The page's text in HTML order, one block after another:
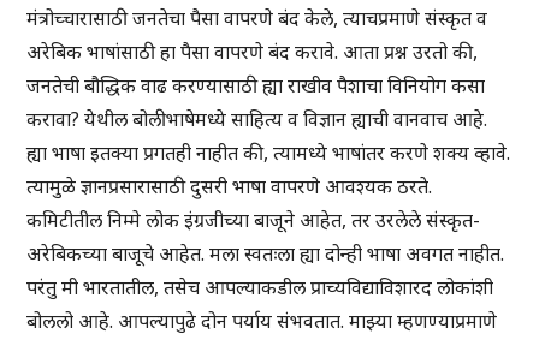
मंत्रोच्चारासाठी जनतेचा पैसा वापरणे बंद केले, त्याचप्रमाणे संस्कृत व
अरेबिक भाषांसाठी हा पैसा वापरणे बंद करावे. आता प्रश्न उरतो की,
जनतेची बौद्धिक वाढ करण्यासाठी ह्या राखीव पैशाचा विनियोग कसा
करावा? येथील बोलीभाषेमध्ये साहित्य व विज्ञान ह्याची वानवाच आहे.
ह्या भाषा इतक्या प्रगतही नाहीत की, त्यामध्ये भाषांतर करणे शक्य व्हावे.
त्यामुळे ज्ञानप्रसारासाठी दुसरी भाषा वापरणे आवश्यक ठरते.
कमिटीतील निम्मे लोक इंग्रजीच्या बाजूने आहेत, तर उरलेले संस्कृत-
अरेबिकच्या बाजूचे आहेत. मला स्वतःला ह्या दोन्ही भाषा अवगत नाहीत.
परंतु मी भारतातील, तसेच आपल्याकडील प्राच्यविद्याविशारद लोकांशी
बोललो आहे. आपल्यापुढे दोन पर्याय संभवतात. माझ्या म्हणण्याप्रमाणे